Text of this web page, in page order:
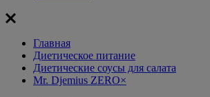
Главная
Диетическое питание
Диетические соусы для салата
Mr. Djemius ZERO×